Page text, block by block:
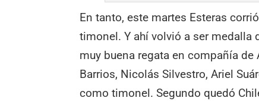
En tanto, este martes Esteras
timonel. Y ahí volvió a ser medalla
muy buena regata en compañía de
Barrios, Nicolás Silvestro, Ariel
como timonel. Segundo quedó